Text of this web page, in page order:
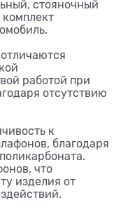
стояночный
комплект
работой при
отсутствию
к
благодаря
что
изделия от